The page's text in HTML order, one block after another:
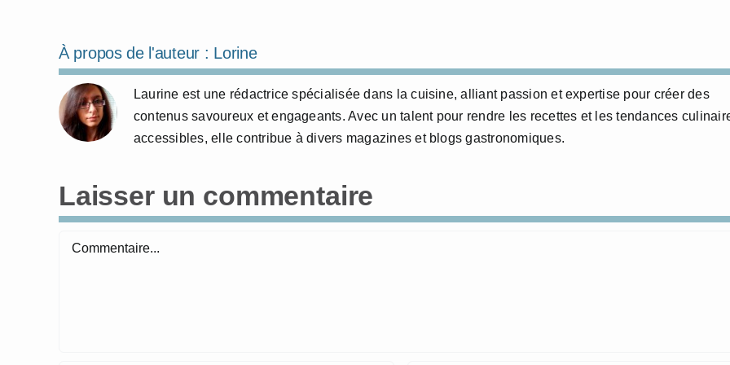
À propos de l'auteur : Lorine
Laurine est une rédactrice spécialisée dans la cuisine, alliant passion et expertise pour créer des
contenus savoureux et engageants. Avec un talent pour rendre les recettes et les tendances
accessibles, elle contribue à divers magazines et blogs gastronomiques.
Laisser un commentaire
Commentaire